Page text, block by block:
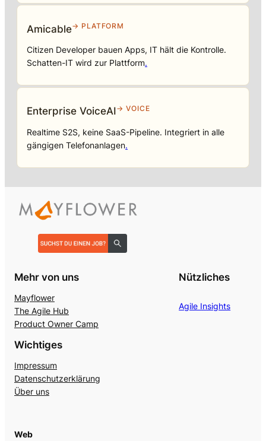
Amicable→ PLATFORM
Citizen Developer bauen Apps, IT hält die Kontrolle.
Schatten-IT wird zur Plattform.
Enterprise VoiceAI→ VOICE
Realtime S2S, keine SaaS-Pipeline. Integriert in alle
gängigen Telefonanlagen.
Mehr von uns
Mayflower
The Agile Hub
Product Owner Camp
Nützliches
Agile Insights
Wichtiges
Impressum
Datenschutzerklärung
Über uns
Web